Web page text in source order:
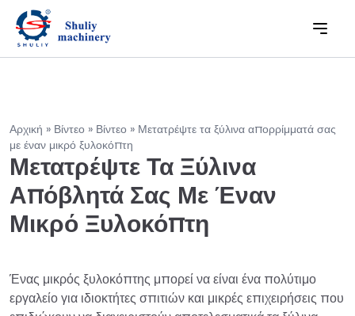
Αρχική » Βίντεο » Βίντεο » Μετατρέψτε τα ξύλινα απορρίμματά σας
με έναν μικρό ξυλοκόπτη
Μετατρέψτε Τα Ξύλινα
Απόβλητά Σας Με Έναν
Μικρό Ξυλοκόπτη
Ένας μικρός ξυλοκόπτης μπορεί να είναι ένα πολύτιμο
εργαλείο για ιδιοκτήτες σπιτιών και μικρές επιχειρήσεις που